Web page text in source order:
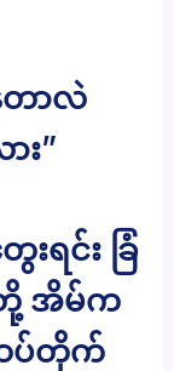
တာလဲ
း”
ရင်း ခြံ
အိမ်က
ထပ်တိုက်